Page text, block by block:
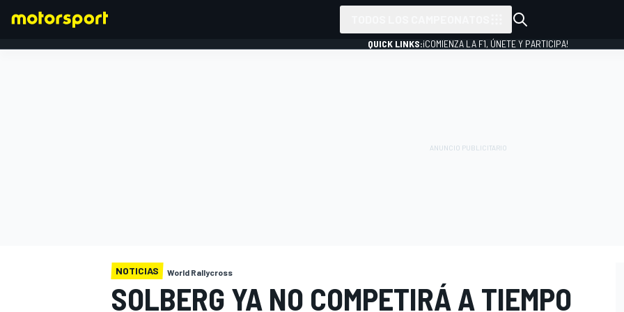
QUICK LINKS:¡COMIENZA LA F1, ÚNETE Y PARTICIPA!
NOTICIAS World Rallycross
SOLBERG YA NO COMPETIRÁ A TIEMPO